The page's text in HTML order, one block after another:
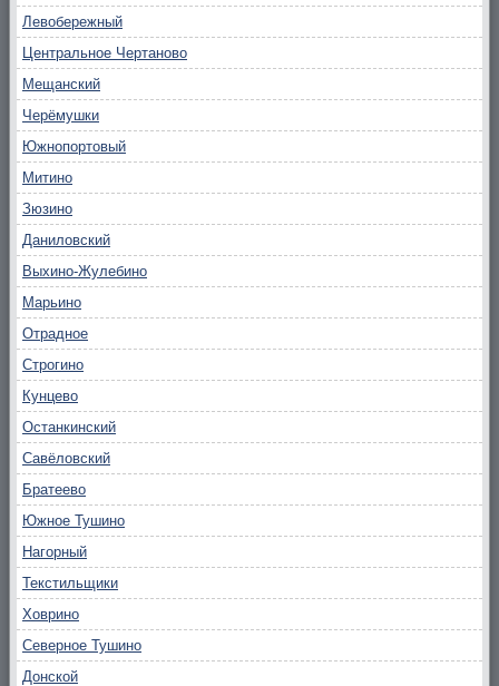
Левобережный
Центральное Чертаново
Мещанский
Черёмушки
Южнопортовый
Митино
Зюзино
Даниловский
Выхино-Жулебино
Марьино
Отрадное
Строгино
Кунцево
Останкинский
Савёловский
Братеево
Южное Тушино
Нагорный
Текстильщики
Ховрино
Северное Тушино
Донской